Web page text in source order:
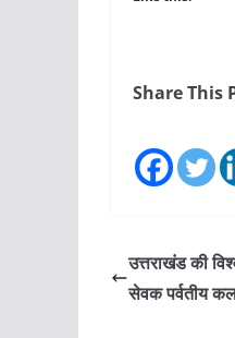
Share This
उत्तराखंड की
सेवक पर्वतीय